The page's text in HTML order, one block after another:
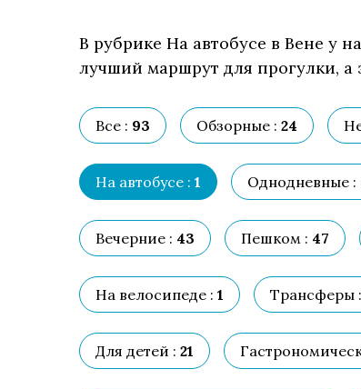
В рубрике На автобусе в Вене у
лучший маршрут для прогулки, а
Все : 93 Обзорные : 24
На автобусе : 1 Однодневные :
Вечерние : 43 Пешком : 47
На велосипеде : 1 Трансферы :
Для детей : 21